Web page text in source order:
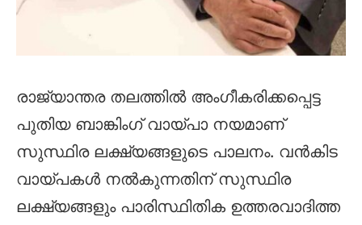
രാജ്യാന്തര തലത്തില്‍ അംഗീകരിക്കപ്പെട്ട
പുതിയ ബാങ്കിംഗ് വായ്പാ നയമാണ്
സുസ്ഥിര ലക്ഷ്യങ്ങളുടെ പാലനം. വന്‍കിട
വായ്പകള്‍ നല്‍കുന്നതിന് സുസ്ഥിര
ലക്ഷ്യങ്ങളും പാരിസ്ഥിതിക ഉത്തരവാദിത്ത